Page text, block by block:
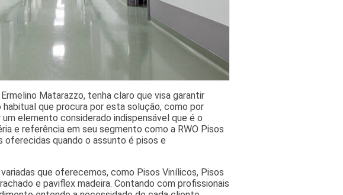
Matarazzo, tenha claro que visa garantir
que procura por esta solução, como por
elemento considerado indispensável que é o
e referência em seu segmento como a RWO Pisos
quando o assunto é pisos e
que oferecemos, como Pisos Vinílicos, Pisos
e paviflex madeira. Contando com profissionais